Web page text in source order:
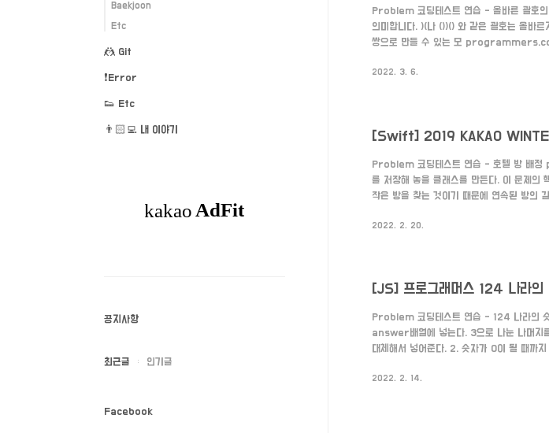
Problem 코딩테스트 연습 - 올바른 괄호의
의미합니다. )(나 ())() 와 같은 괄호는 올바
쌍으로 만들 수 있는 모
직접 구해보기 괄호가 1쌍일 땐 경우의 수
2022. 3. 6.
[Swift] 2019 KAKAO
Problem 코딩테스트 연습 - 호텔 방 배
를 저장해 놓을 클래스를 만든다. 이 문제의
작은 방을 찾는 것이기 때문에 연속된 방의
2,3,4,5 중에 중복된 방이 있다면 2(시작된
2022. 2. 20.
[JS] 프로그래머스 124 나라의
Problem 코딩테스트 연습 - 124 나라
answer배열에 넣는다. 3으로 나눈 나머
대체해서 넣어준다. 2. 숫자가 0이 될 때까
로 몫에 -1을 해준다. 그게 아니라면 3으로
2022. 2. 14.
Baekjoon
Etc
🤼 Git
❗️Error
👟 Etc
👨🏻‍💻 내 이야기
공지사항
최근글 인기글
Facebook